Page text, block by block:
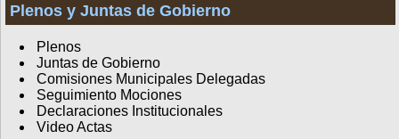
Plenos y Juntas de Gobierno
Plenos
Juntas de Gobierno
Comisiones Municipales Delegadas
Seguimiento Mociones
Declaraciones Institucionales
Video Actas